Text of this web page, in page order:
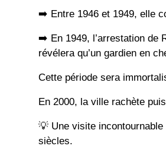
➡️ Entre 1946 et 1949, elle
➡️ En 1949, l’arrestation de
révélera qu’un gardien en
Cette période sera
En 2000, la ville rachète
💡 Une visite
siècles.